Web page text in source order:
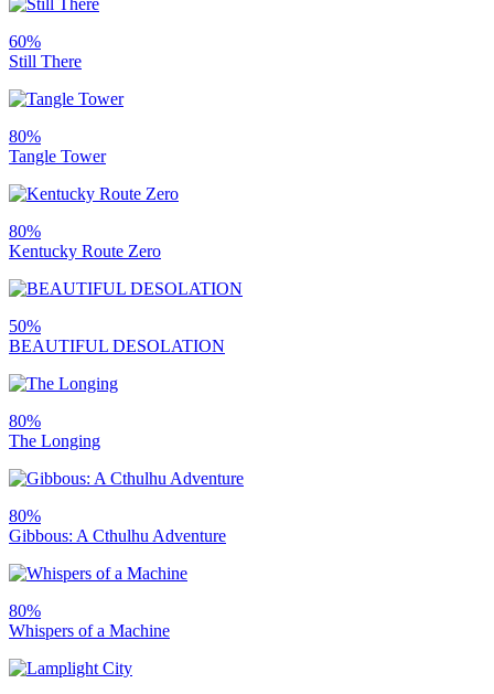
60%
Still There
80%
Tangle Tower
80%
Kentucky Route Zero
50%
BEAUTIFUL DESOLATION
80%
The Longing
80%
Gibbous: A Cthulhu Adventure
80%
Whispers of a Machine